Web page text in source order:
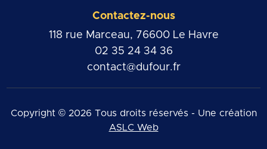
Contactez-nous
118 rue Marceau, 76600 Le Havre
02 35 24 34 36
contact@dufour.fr
Copyright © 2026 Tous droits réservés - Une création
ASLC Web